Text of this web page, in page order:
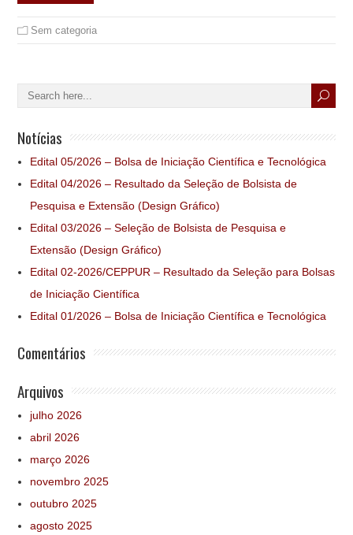
Sem categoria
Notícias
Edital 05/2026 – Bolsa de Iniciação Científica e Tecnológica
Edital 04/2026 – Resultado da Seleção de Bolsista de
Pesquisa e Extensão (Design Gráfico)
Edital 03/2026 – Seleção de Bolsista de Pesquisa e
Extensão (Design Gráfico)
Edital 02-2026/CEPPUR – Resultado da Seleção para Bolsas
de Iniciação Científica
Edital 01/2026 – Bolsa de Iniciação Científica e Tecnológica
Comentários
Arquivos
julho 2026
abril 2026
março 2026
novembro 2025
outubro 2025
agosto 2025